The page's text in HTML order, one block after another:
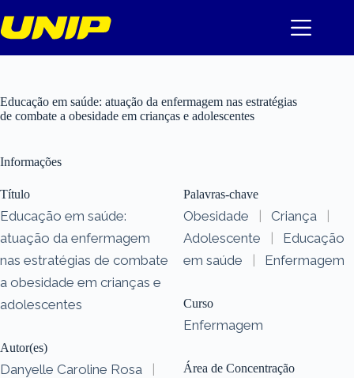
para
o
Educação em saúde: atuação da enfermagem nas estratégias
de combate a obesidade em crianças e adolescentes
Informações
Título
Educação em saúde:
atuação da enfermagem
nas estratégias de combate
a obesidade em crianças e
adolescentes
Autor(es)
Danyelle Caroline Rosa
|
Palavras-chave
Obesidade | Criança
|
Adolescente
|
Educação
em saúde
| Enfermagem
Curso
Enfermagem
Área de Concentração